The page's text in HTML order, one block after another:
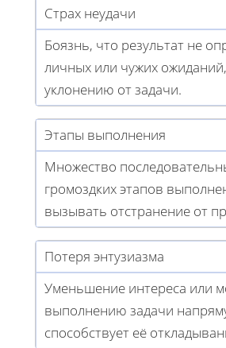
Страх неудачи
Боязнь, что результат не
личных или чужих
уклонению от задачи.
Этапы выполнения
Множество
громоздких этапов
вызывать отстранение от
Потеря энтузиазма
Уменьшение интереса или
выполнению задачи
способствует её